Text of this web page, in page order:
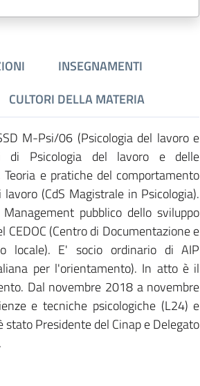
INSEGNAMENTI
CULTORI DELLA MATERIA
M-Psi/06 (Psicologia del lavoro e
di Psicologia del lavoro e delle
e pratiche del comportamento
(CdS Magistrale in Psicologia).
pubblico dello sviluppo
(Centro di Documentazione e
locale). E' socio ordinario di AIP
per l'orientamento). In atto è il
Dal novembre 2018 a novembre
e tecniche psicologiche (L24) e
Presidente del Cinap e Delegato